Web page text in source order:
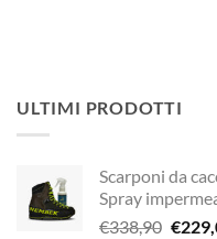
ULTIMI PRODOTTI
Scarponi da
Spray
€338,90 Il
€